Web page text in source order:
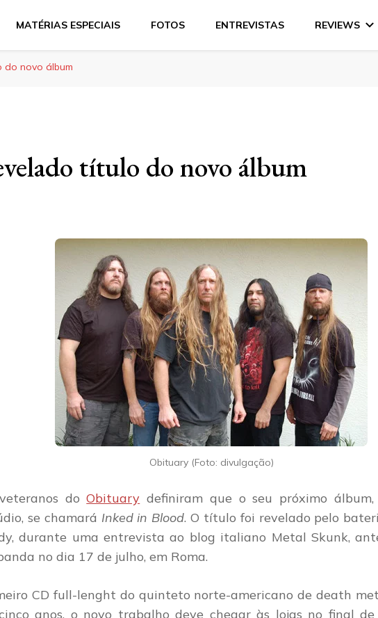
MATÉRIAS ESPECIAIS FOTOS ENTREVISTAS REVIEWS
do novo álbum
título do novo álbum
Obituary (Foto: divulgação)
doObituary definiram que o seu próximo
se chamará Inked in Blood. O título foi revelado pelo
durante uma entrevista ao blog italiano Metal Skunk,
no dia 17 de julho, em Roma.
CD full-lenght do quinteto norte-americano de death
anos, o novo trabalho deve chegar às lojas no final de